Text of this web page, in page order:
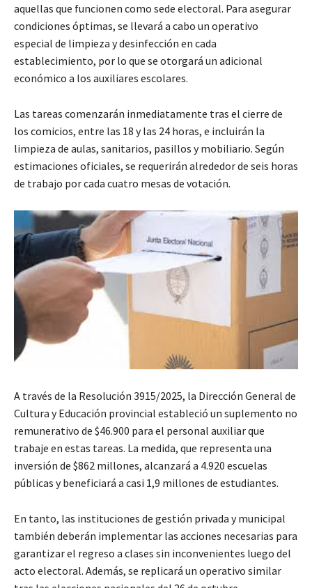
aquellas que funcionen como sede electoral. Para asegurar
condiciones óptimas, se llevará a cabo un operativo
especial de limpieza y desinfección en cada
establecimiento, por lo que se otorgará un adicional
económico a los auxiliares escolares.
Las tareas comenzarán inmediatamente tras el cierre de
los comicios, entre las 18 y las 24 horas, e incluirán la
limpieza de aulas, sanitarios, pasillos y mobiliario. Según
estimaciones oficiales, se requerirán alrededor de seis horas
de trabajo por cada cuatro mesas de votación.
A través de la Resolución 3915/2025, la Dirección General de
Cultura y Educación provincial estableció un suplemento no
remunerativo de $46.900 para el personal auxiliar que
trabaje en estas tareas. La medida, que representa una
inversión de $862 millones, alcanzará a 4.920 escuelas
públicas y beneficiará a casi 1,9 millones de estudiantes.
En tanto, las instituciones de gestión privada y municipal
también deberán implementar las acciones necesarias para
garantizar el regreso a clases sin inconvenientes luego del
acto electoral. Además, se replicará un operativo similar